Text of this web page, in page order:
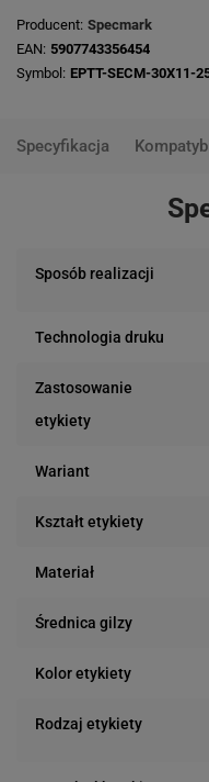
Producent Specmark
EAN 5907743356454
Symbol EPTT-SECM-30X11-
Specyfikacja
Sposób realizacji
Technologia druku
Zastosowanie
etykiety
Wariant
Kształt etykiety
Materiał
Średnica gilzy
Kolor etykiety
Rodzaj etykiety